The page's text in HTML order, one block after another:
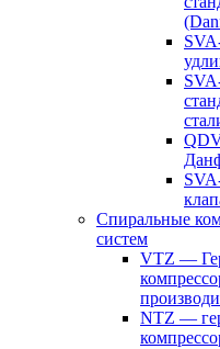
Спиральные
систем
VTZ —
NTZ —